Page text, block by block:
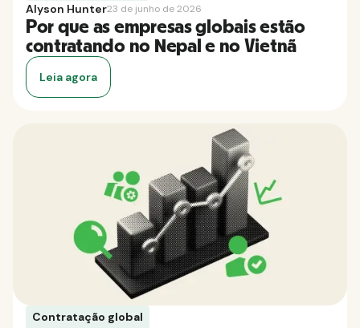
Alyson Hunter23 de junho de 2026
Por que as empresas globais estão
contratando no Nepal e no Vietnã
Leia agora
Contratação global